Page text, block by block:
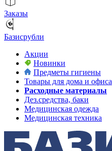
Заказы
Базисрубли
Акции
Новинки
Предметы гигиены
Товары для дома и офиса
Расходные материалы
Дез.средства, баки
Медицинская одежда
Медицинская техника